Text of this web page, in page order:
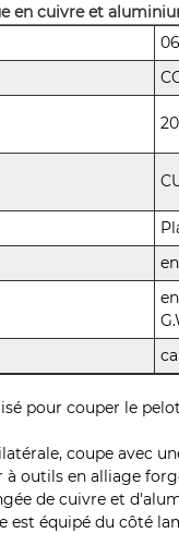
en cuivre et
pour couper le
coupe avec
à outils en alliage
de cuivre et
est équipé du côté